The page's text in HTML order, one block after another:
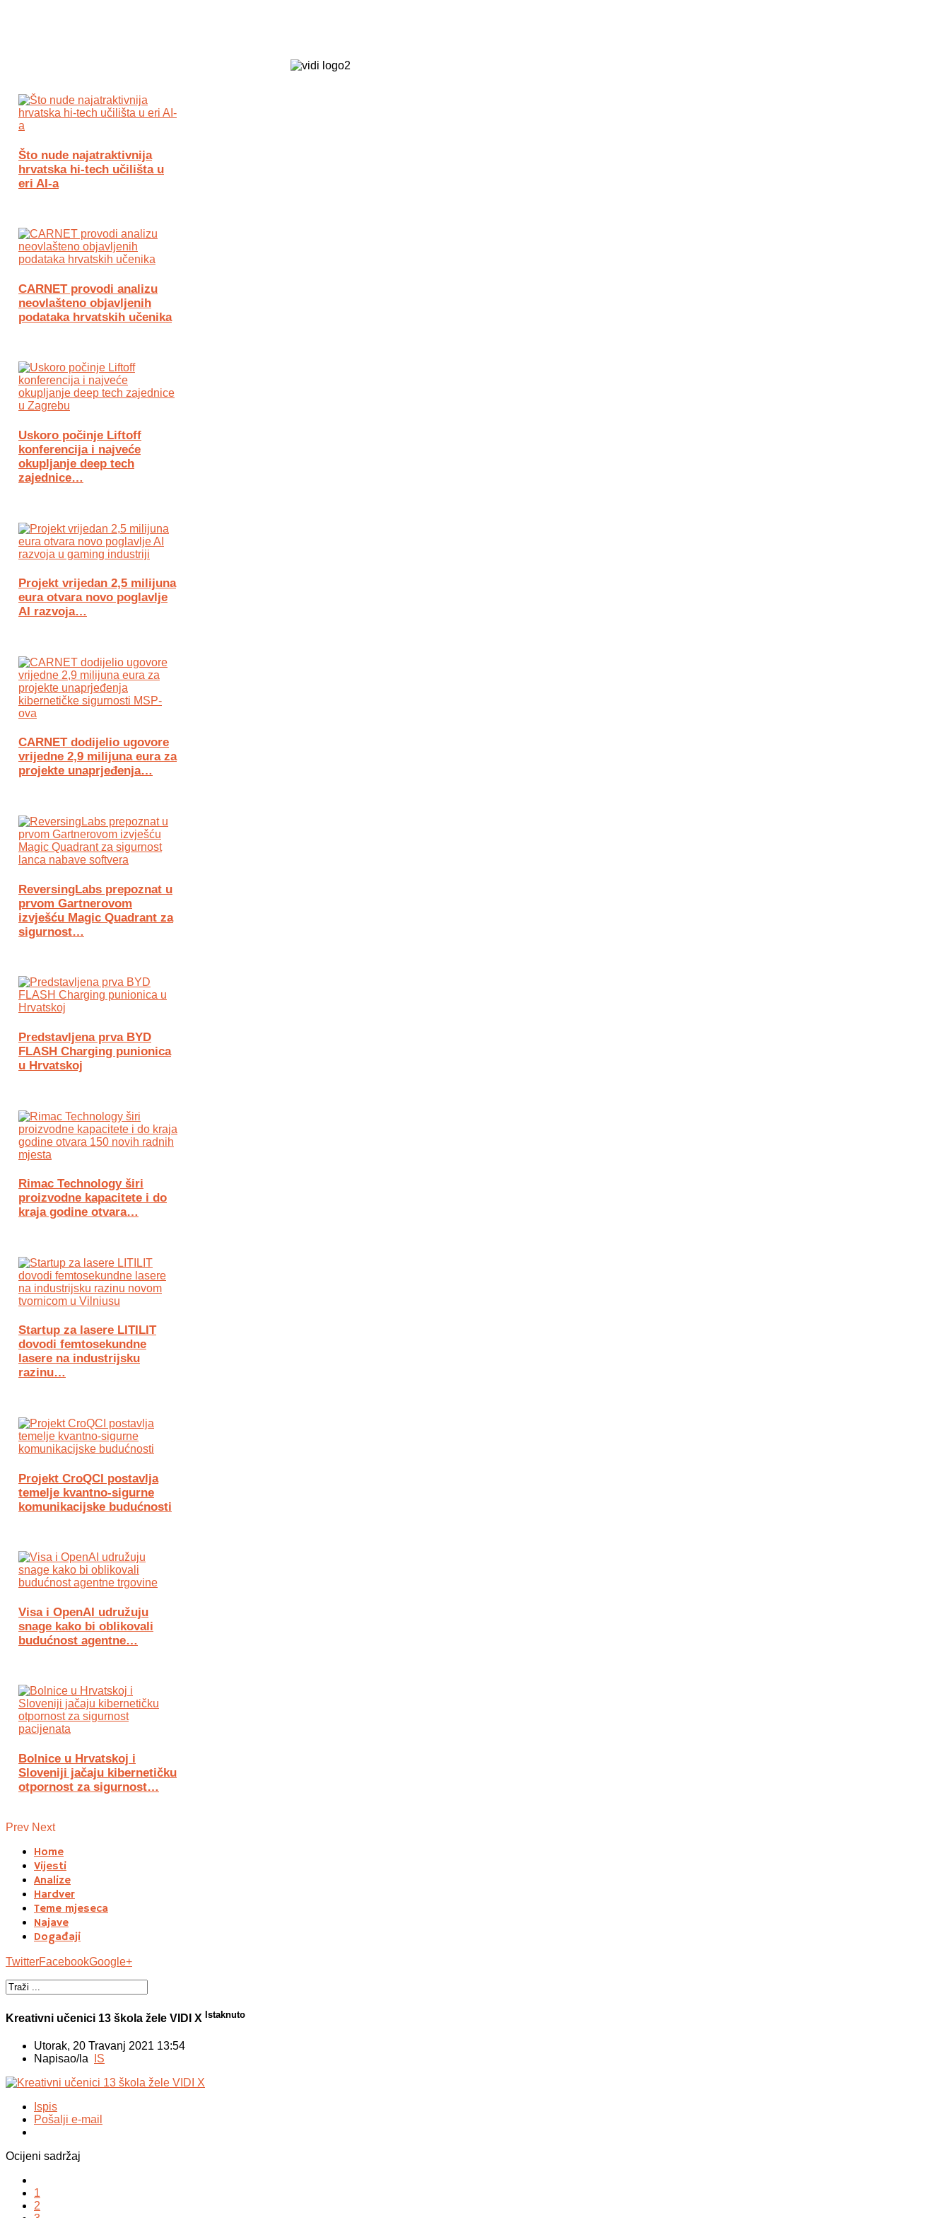
Što nude najatraktivnija
hrvatska hi-tech učilišta u
eri AI-a
CARNET provodi analizu
neovlašteno objavljenih
podataka hrvatskih učenika
Uskoro počinje Liftoff
konferencija i najveće
okupljanje deep tech
zajednice…
Projekt vrijedan 2,5 milijuna
eura otvara novo poglavlje
AI razvoja…
CARNET dodijelio ugovore
vrijedne 2,9 milijuna eura za
projekte unaprjeđenja…
ReversingLabs prepoznat u
prvom Gartnerovom
izvješću Magic Quadrant za
sigurnost…
Predstavljena prva BYD
FLASH Charging punionica
u Hrvatskoj
Rimac Technology širi
proizvodne kapacitete i do
kraja godine otvara…
Startup za lasere LITILIT
dovodi femtosekundne
lasere na industrijsku
razinu…
Projekt CroQCI postavlja
temelje kvantno-sigurne
komunikacijske budućnosti
Visa i OpenAI udružuju
snage kako bi oblikovali
budućnost agentne…
Bolnice u Hrvatskoj i
Sloveniji jačaju kibernetičku
otpornost za sigurnost…
Prev Next
Home
Vijesti
Analize
Hardver
Teme mjeseca
Najave
Događaji
TwitterFacebookGoogle+
Kreativni učenici 13 škola žele VIDI X Istaknuto
Utorak, 20 Travanj 2021 13:54
Napisao/la
IS
Ispis
Pošalji e-mail
Ocijeni sadržaj
1
2